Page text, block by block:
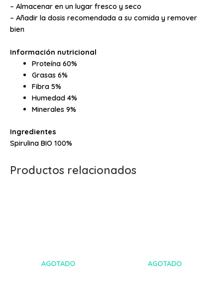
– Almacenar en un lugar fresco y seco
– Añadir la dosis recomendada a su comida y remover
bien
Información nutricional
Proteína 60%
Grasas 6%
Fibra 5%
Humedad 4%
Minerales 9%
Ingredientes
Spirulina BIO 100%
Productos relacionados
AGOTADO AGOTADO